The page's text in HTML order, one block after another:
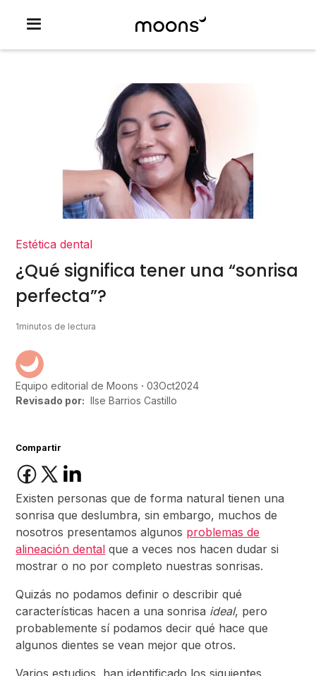
Estética dental
¿Qué significa tener una “sonrisa
perfecta”?
1minutos de lectura
Equipo editorial de Moons 03Oct2024
Revisado por: Ilse Barrios Castillo
Compartir
Existen personas que de forma natural tienen una
sonrisa que deslumbra, sin embargo, muchos de
nosotros presentamos algunos problemas de
alineación dental que a veces nos hacen dudar si
mostrar o no por completo nuestras sonrisas.
Quizás no podamos definir o describir qué
características hacen a una sonrisa ideal, pero
probablemente sí podamos decir qué hace que
algunos dientes se vean mejor que otros.
Varios estudios, han identificado los siguientes